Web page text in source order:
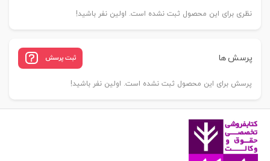
نظری برای این محصول ثبت نشده است. اولین نفر باشید!
پرسش ها ثبت پرسش
پرسش برای این محصول ثبت نشده است. اولین نفر باشید!